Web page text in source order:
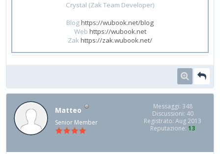
Crystal (Zak Team Developer)
Bloghttps://wubook.net/blog
Web https://wubook.net
Zakhttps://zak.wubook.net/
Matteo
Senior Member
Messaggi: 348
Discussioni: 40
Registrato: Aug 2013
Reputazione: 13